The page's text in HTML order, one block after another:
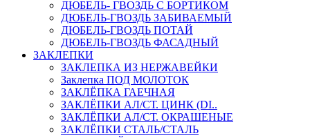
ДЮБЕЛЬ- ГВОЗДЬ С БОРТИКОМ
ДЮБЕЛЬ-ГВОЗДЬ ЗАБИВАЕМЫЙ
ДЮБЕЛЬ-ГВОЗДЬ ПОТАЙ
ДЮБЕЛЬ-ГВОЗДЬ ФАСАДНЫЙ
ЗАКЛЕПКИ
ЗАКЛЕПКА ИЗ НЕРЖАВЕЙКИ
Заклепка ПОД МОЛОТОК
ЗАКЛЁПКА ГАЕЧНАЯ
ЗАКЛЁПКИ АЛ/СТ. ЦИНК (DI..
ЗАКЛЁПКИ АЛ/СТ. ОКРАШЕНЫЕ
ЗАКЛЁПКИ СТАЛЬ/СТАЛЬ